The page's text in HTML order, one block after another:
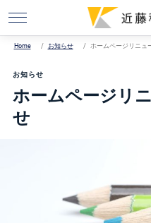
Home お知らせ ホームページリニュ
お知らせ
ホームページリ
せ